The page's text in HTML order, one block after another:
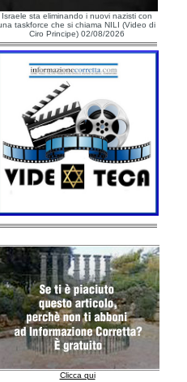
Israele sta eliminando i nuovi nazisti con
taskforce che si chiama NILI (Video di
Ciro Principe) 02/08/2026
Clicca qui